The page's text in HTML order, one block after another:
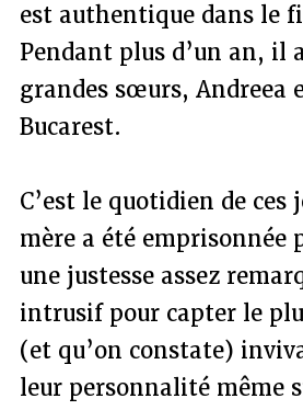
est authentique dans le
Pendant plus d’un an, il
grandes sœurs, Andreea
Bucarest.
C’est le quotidien de
mère a été emprisonnée
une justesse assez
intrusif pour capter le
(et qu’on constate)
leur personnalité même